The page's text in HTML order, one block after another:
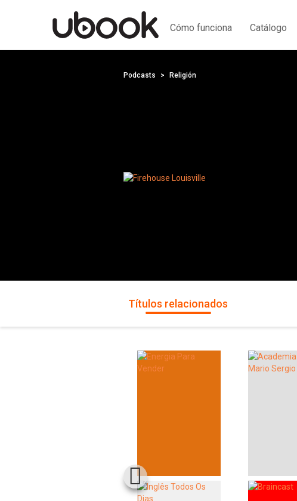
Cómo funciona Catálogo
Podcasts Religión
Títulos relacionados